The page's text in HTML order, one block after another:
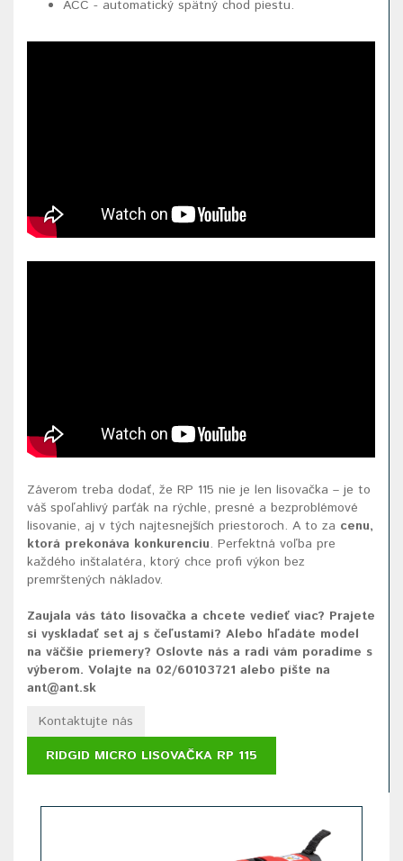
ACC - automatický spätný chod piestu.
Záverom treba dodať, že RP 115 nie je len lisovačka – je to
váš spoľahlivý parťák na rýchle, presné a bezproblémové
lisovanie, aj v tých najtesnejších priestoroch. A to za cenu,
ktorá prekonáva konkurenciu. Perfektná voľba pre
každého inštalatéra, ktorý chce profi výkon bez
premrštených nákladov.
Zaujala vás táto lisovačka a chcete vedieť viac? Prajete
si vyskladať set aj s čeľustami? Alebo hľadáte model
na väčšie priemery? Oslovte nás a radi vám poradíme s
výberom. Volajte na 02/60103721 alebo píšte na
ant@ant.sk
Kontaktujte nás
RIDGID MICRO LISOVAČKA RP 115